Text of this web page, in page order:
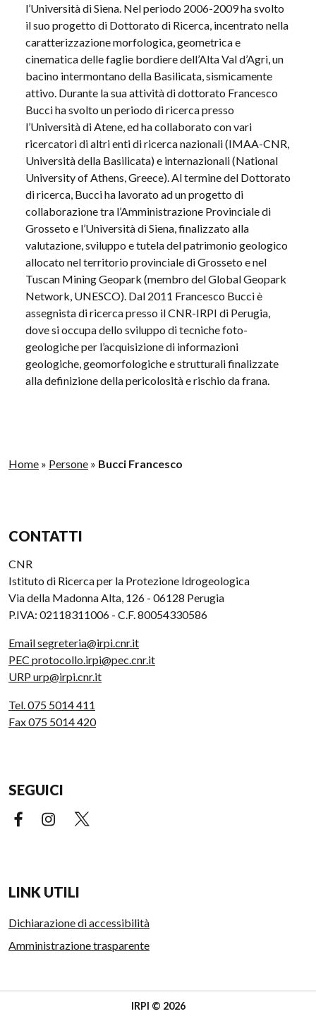
l’Università di Siena. Nel periodo 2006-2009 ha svolto
il suo progetto di Dottorato di Ricerca, incentrato nella
caratterizzazione morfologica, geometrica e
cinematica delle faglie bordiere dell’Alta Val d’Agri, un
bacino intermontano della Basilicata, sismicamente
attivo. Durante la sua attività di dottorato Francesco
Bucci ha svolto un periodo di ricerca presso
l’Università di Atene, ed ha collaborato con vari
ricercatori di altri enti di ricerca nazionali (IMAA-CNR,
Università della Basilicata) e internazionali (National
University of Athens, Greece). Al termine del Dottorato
di ricerca, Bucci ha lavorato ad un progetto di
collaborazione tra l’Amministrazione Provinciale di
Grosseto e l’Università di Siena, finalizzato alla
valutazione, sviluppo e tutela del patrimonio geologico
allocato nel territorio provinciale di Grosseto e nel
Tuscan Mining Geopark (membro del Global Geopark
Network, UNESCO). Dal 2011 Francesco Bucci è
assegnista di ricerca presso il CNR-IRPI di Perugia,
dove si occupa dello sviluppo di tecniche foto-
geologiche per l’acquisizione di informazioni
geologiche, geomorfologiche e strutturali finalizzate
alla definizione della pericolosità e rischio da frana.
Home » Persone » Bucci Francesco
CONTATTI
CNR
Istituto di Ricerca per la Protezione Idrogeologica
Via della Madonna Alta, 126 - 06128 Perugia
P.IVA: 02118311006 - C.F. 80054330586
Email segreteria@irpi.cnr.it
PEC protocollo.irpi@pec.cnr.it
URP urp@irpi.cnr.it
Tel. 075 5014 411
Fax 075 5014 420
SEGUICI
Facebook (link esterno)
Instagram (link esterno)
LINK UTILI
Dichiarazione di accessibilità
Amministrazione trasparente
IRPI © 2026